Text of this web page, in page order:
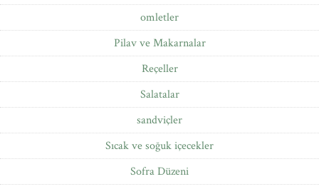
omletler
Pilav ve Makarnalar
Reçeller
Salatalar
sandviçler
Sıcak ve soğuk içecekler
Sofra Düzeni